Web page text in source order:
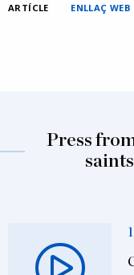
ARTÍCLE ENLLAÇ WEB
Press